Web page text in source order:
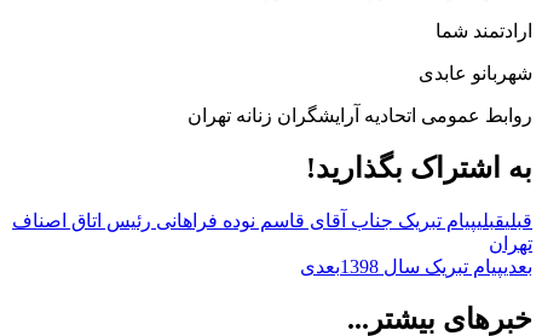
ارادتمند شما
شهربانو عابدی
روابط عمومی اتحادیه آرایشگران زنانه تهران
به اشتراک بگذارید!
قبلیقبلیپیام تبریک جناب آقای قاسم نوده فراهانی رئیس اتاق اصناف
تهران
بعدیپیام تبریک سال 1398 بعدی
خبرهای بیشتر...